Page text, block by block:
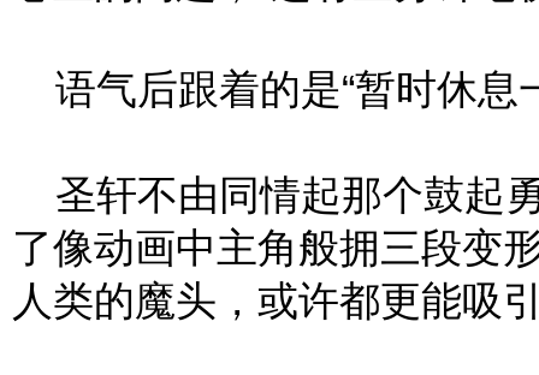
语气后跟着的是“暂时休息
圣轩不由同情起那个鼓起
了像动画中主角般拥三段变
人类的魔头，或许都更能吸